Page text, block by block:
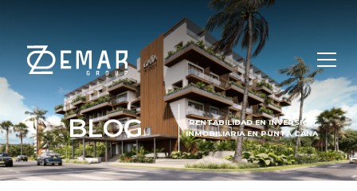
BLOG
RENTABILIDAD EN INVERSIÓN
INMOBILIARIA EN PUNTA CANA